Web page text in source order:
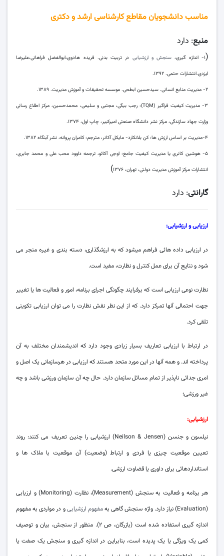
مناسب دانشجویان مقاطع کارشناسی ارشد ودکتری
منبع: دارد
(۱- اندازه گیری، سنجش و ارزشیابی در تربیت بدنی. فریده هادوی،ابوالفضل فراهانی،علیرضا
ایزدی.انتشارات حتمی. ۱۳۹۲.
۲- مدیریت منابع انسانی. سیدحسین ابطحی. موسسه تحقیقات و آموزش مدیریت. ۱۳۸۹.
۳- مدیریت کیفیت فراگیر (TQM): رجب بیگی، مجتبی و سلیمی، محمدحسین، مرکز اطلاع رسانی
وزارت جهاد سازندگی، مرکز نشر دانشگاه صنعتی امیرکبیر، چاپ اول، ۱۳۷۴.
۴-مدیریت بر اساس ارزش ها: کن بلانکارد- مایکل آکانر، مترجم: کامران پروانه، نشر آبنگاه ۱۳۸۲.
۵- هوشین کانری یا مدیریت کیفیت جامع: اوجی آکائو، ترجمه داوود محب علی و محمد جابری،
انتشارات مرکز آموزش مدیریت دولتی، تهران، ۱۳۷۶
)
گارانتی: دارد
ارزیابی و ارزشیابی:
در ارزیابی داده هائی فراهم میشود که به ارزشگذاری، دسته بندی و غیره منجر می
شود و نتایج آن برای عمل کنترل و نظارت، مفید است.
نظارت نوعی ارزیابی است که برفرایند چگونگی اجرای برنامه، امور و فعالیت ها یا تغییر
جهت احتمالی آنها تمرکز دارد. که از این نظر نقش نظارت را می توان ارزیابی تکوینی
تلقی کرد.
در ارتباط با ارزیابی تعاریف بسیار زیادی وجود دارد که اندیشمندان مختلف به آن
پرداخته اند. و همه آنها در این مورد متحد هستند که ارزیابی در هرسازمانی یک اصل و
امری جدائی ناپذیر از تمام مسائل سازمان دارد. حال چه آن سازمان ورزشی باشد و چه
غیر ورزشی؛
ارزشیابی:
نیلسون و جنسن (Neilson & Jensen) ارزشیابی را چنین تعریف می کنند: روند
تعیین موقعیت چیزی یا فردی و ارتباط (وضعیت) آن موقعیت با ملاک ها و
استانداردهائی برای داوری یا قضاوت ارزشی.
هر برنامه و فعالیت به سنجش (Measurement)، نظارت (Monitoring) و ارزیابی
(Evaluation) نیاز دارد. واژه سنجش گاهی به
مفهوم ارزشیابیو در مواردی به مفهوم
اندازه گیری استفاده شده است (بازرگان، ص ۲). منظور از سنجش، بیان و توصیف
کمی یک ویژگی یا یک پدیده است، بنابراین در اندازه گیری و سنجش یک صفت یا